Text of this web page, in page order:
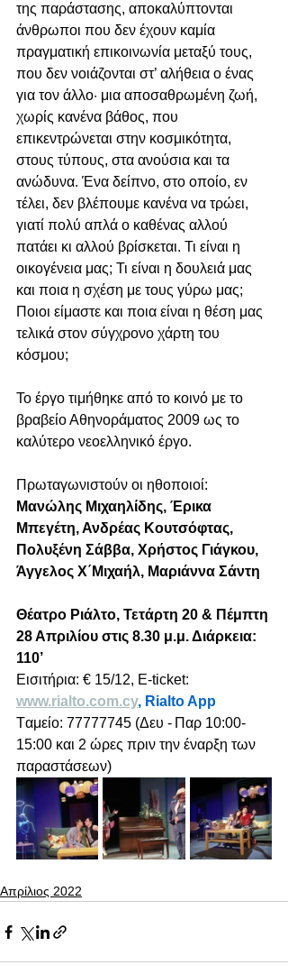
της παράστασης, αποκαλύπτονται
άνθρωποι που δεν έχουν καμία
πραγματική επικοινωνία μεταξύ τους,
που δεν νοιάζονται στ’ αλήθεια ο ένας
για τον άλλο· μια αποσαθρωμένη ζωή,
χωρίς κανένα βάθος, που
επικεντρώνεται στην κοσμικότητα,
στους τύπους, στα ανούσια και τα
ανώδυνα. Ένα δείπνο, στο οποίο, εν
τέλει, δεν βλέπουμε κανένα να τρώει,
γιατί πολύ απλά ο καθένας αλλού
πατάει κι αλλού βρίσκεται. Τι είναι η
οικογένεια μας; Τι είναι η δουλειά μας
και ποια η σχέση με τους γύρω μας;
Ποιοι είμαστε και ποια είναι η θέση μας
τελικά στον σύγχρονο χάρτη του
κόσμου;
Το έργο τιμήθηκε από το κοινό με το
βραβείο Αθηνοράματος 2009 ως το
καλύτερο νεοελληνικό έργο.
Πρωταγωνιστούν οι ηθοποιοί:
Μανώλης Μιχαηλίδης, Έρικα
Μπεγέτη, Ανδρέας Κουτσόφτας,
Πολυξένη Σάββα, Χρήστος Γιάγκου,
Άγγελος Χ΄Μιχαήλ, Μαριάννα Σάντη
Θέατρο Ριάλτο, Τετάρτη 20 & Πέμπτη
28 Απριλίου στις 8.30 μ.μ. Διάρκεια:
110’
Εισιτήρια: € 15/12, E-ticket:
www.rialto.com.cy, Rialto App
Tαμείο: 77777745 (Δευ - Παρ 10:00-
15:00 και 2 ώρες πριν την έναρξη των
παραστάσεων)
Απρίλιος 2022